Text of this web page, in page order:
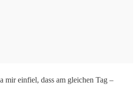
mir einfiel, dass am gleichen Tag –